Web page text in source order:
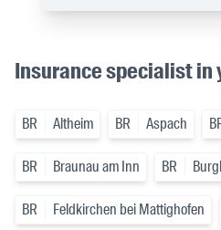
Insurance specialist in
BR Altheim BR Aspach
BR Braunau am Inn BR
BR Feldkirchen bei Mattighofen